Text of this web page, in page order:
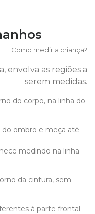
Como medir a criança?
envolva as regiões a
serem medidas.
do corpo, na linha do
ombro e meça até
medindo na linha
da cintura, sem
á parte frontal